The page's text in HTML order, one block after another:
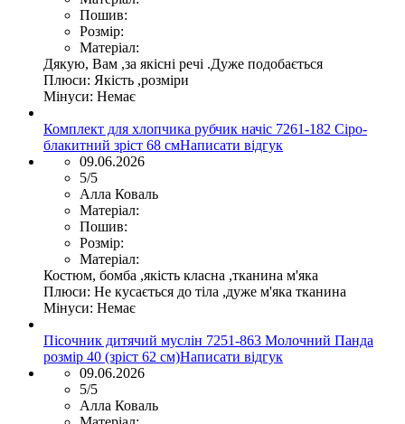
Пошив:
Розмір:
Матеріал:
Дякую, Вам ,за якісні речі .Дуже подобається
Плюси: Якість ,розміри
Мінуси: Немає
Комплект для хлопчика рубчик начіс 7261-182 Сіро-
блакитний зріст 68 смНаписати відгук
09.06.2026
5/5
Алла Коваль
Матеріал:
Пошив:
Розмір:
Матеріал:
Костюм, бомба ,якість класна ,тканина м'яка
Плюси: Не кусається до тіла ,дуже м'яка тканина
Мінуси: Немає
Пісочник дитячий муслін 7251-863 Молочний Панда
розмір 40 (зріст 62 см)Написати відгук
09.06.2026
5/5
Алла Коваль